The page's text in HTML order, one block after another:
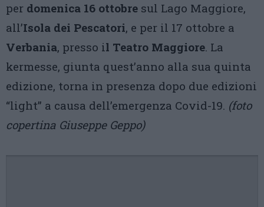
per domenica 16 ottobre sul Lago Maggiore,
all’Isola dei Pescatori, e per il 17 ottobre a
Verbania, presso il Teatro Maggiore. La
kermesse, giunta quest’anno alla sua quinta
edizione, torna in presenza dopo due edizioni
“light” a causa dell’emergenza Covid-19. (foto
copertina Giuseppe Geppo)